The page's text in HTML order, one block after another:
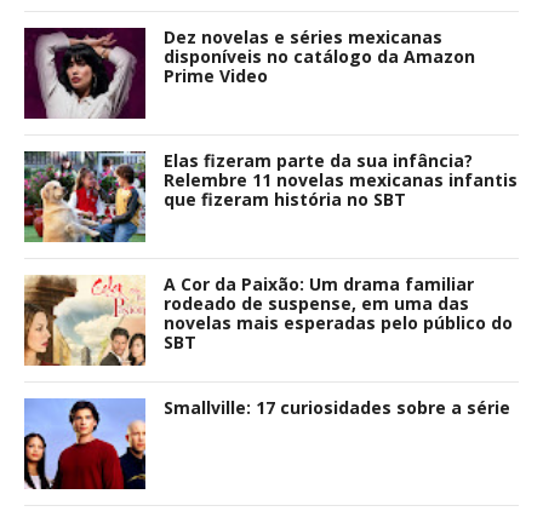
Dez novelas e séries mexicanas
disponíveis no catálogo da Amazon
Prime Video
Elas fizeram parte da sua infância?
Relembre 11 novelas mexicanas infantis
que fizeram história no SBT
A Cor da Paixão: Um drama familiar
rodeado de suspense, em uma das
novelas mais esperadas pelo público do
SBT
Smallville: 17 curiosidades sobre a série